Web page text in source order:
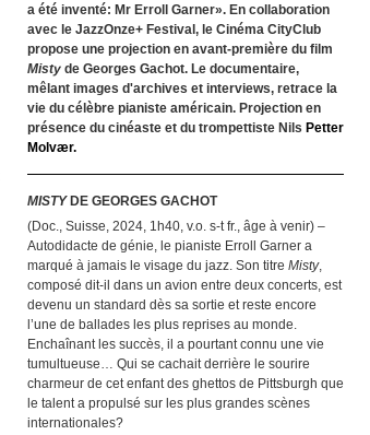
a été inventé: Mr Erroll Garner». En collaboration
avec le JazzOnze+ Festival, le Cinéma CityClub
propose une projection en avant-première du film
Misty de Georges Gachot. Le documentaire,
mêlant images d'archives et interviews, retracela
vie du célèbre pianiste américain. Projection en
présence du cinéaste et du trompettiste Nils Petter
Molvær.
MISTYDE GEORGES GACHOT
(Doc., Suisse, 2024, 1h40, v.o. s-t fr., âge à venir) –
Autodidacte de génie, le pianiste Erroll Garner a
marqué à jamais le visage du jazz. Son titre Misty,
composé dit-il dans un avion entre deux concerts, est
devenu un standard dès sa sortie et reste encore
l’une de ballades les plus reprises au monde.
Enchaînant les succès, il a pourtant connu une vie
tumultueuse… Qui se cachait derrière le sourire
charmeur de cet enfant des ghettos de Pittsburgh que
le talent a propulsé sur les plus grandes scènes
internationales?